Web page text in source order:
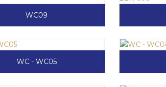
WC09
WC - WC05